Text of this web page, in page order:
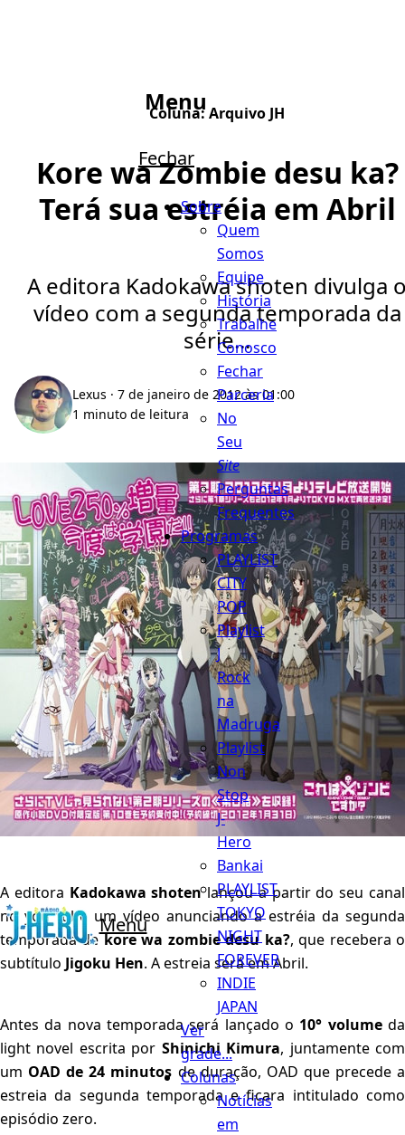
Menu
Menu
Fechar
Sobre
Quem
Somos
Equipe
História
Trabalhe
Conosco
Fechar
Parceria
No
Seu
Site
Perguntas
Frequentes
Programas
PLAYLIST
CITY
POP
Playlist
J
Rock
na
Madruga
Playlist
Non
Stop
J-
Hero
Bankai
PLAYLIST
TOKYO
NIGHT
FOREVER
INDIE
JAPAN
Ver
grade...
Colunas
Notícias
em
Coluna:Arquivo JH
Kore wa Zombie desu ka?
Terá sua estréia em Abril
A editora Kadokawa shoten divulga
vídeo com a segunda temporada da
série...
Lexus · 7 de janeiro de 2012 às 01:00
1 minuto de leitura
A editora Kadokawa shotenlançou a partir do seu canal
no you tube um vídeo anunciando a estréia da segunda
temporada dekore wa zombie desu ka?, que recebera o
subtítulo Jigoku Hen. A estreia será em Abril.
Antes da nova temporada será lançado o 10° volumeda
light novel escrita por Shinichi Kimura, juntamente com
um OAD de 24 minutos de duração, OAD que precede a
estreia da segunda temporada e ficara intitulado como
episódio zero.